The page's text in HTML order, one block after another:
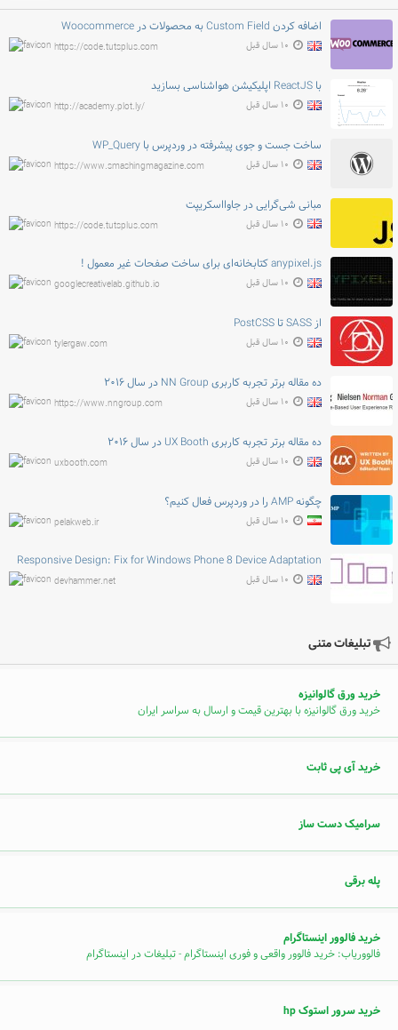
اضافه کردن Custom Field به محصولات در Woocommerce
https://code.tutsplus.com ۱۰ سال قبل
با ReactJS اپلیکیشن هواشناسی بسازید
http://academy.plot.ly/ ۱۰ سال قبل
ساخت جست و جوی پیشرفته در وردپرس با WP_Query
https://www.smashingmagazine.com ۱۰ سال قبل
مبانی شی‌گرایی در جاوااسکریپت
https://code.tutsplus.com ۱۰ سال قبل
anypixel.js کتابخانه‌ای برای ساخت صفحات غیر معمول !
googlecreativelab.github.io ۱۰ سال قبل
از SASS تا PostCSS
tylergaw.com ۱۰ سال قبل
ده مقاله برتر تجربه کاربری NN Group در سال ۲۰۱۶
https://www.nngroup.com ۱۰ سال قبل
ده مقاله برتر تجربه کاربری UX Booth در سال ۲۰۱۶
uxbooth.com ۱۰ سال قبل
چگونه AMP را در وردپرس فعال کنیم؟
pelakweb.ir ۱۰ سال قبل
Responsive Design: Fix for Windows Phone 8 Device Adaptation
devhammer.net ۱۰ سال قبل
تبلیغات متنی
خرید ورق گالوانیزه
خرید ورق گالوانیزه با بهترین قیمت و ارسال به سراسر ایران
خرید آی پی ثابت
سرامیک دست ساز
پله برقی
خرید فالوور اینستاگرام
فالووریاب: خرید فالوور واقعی و فوری اینستاگرام - تبلیغات در اینستاگرام
خرید سرور استوک hp